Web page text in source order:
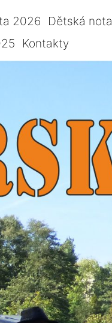
2026 Dětská nota
Kontakty